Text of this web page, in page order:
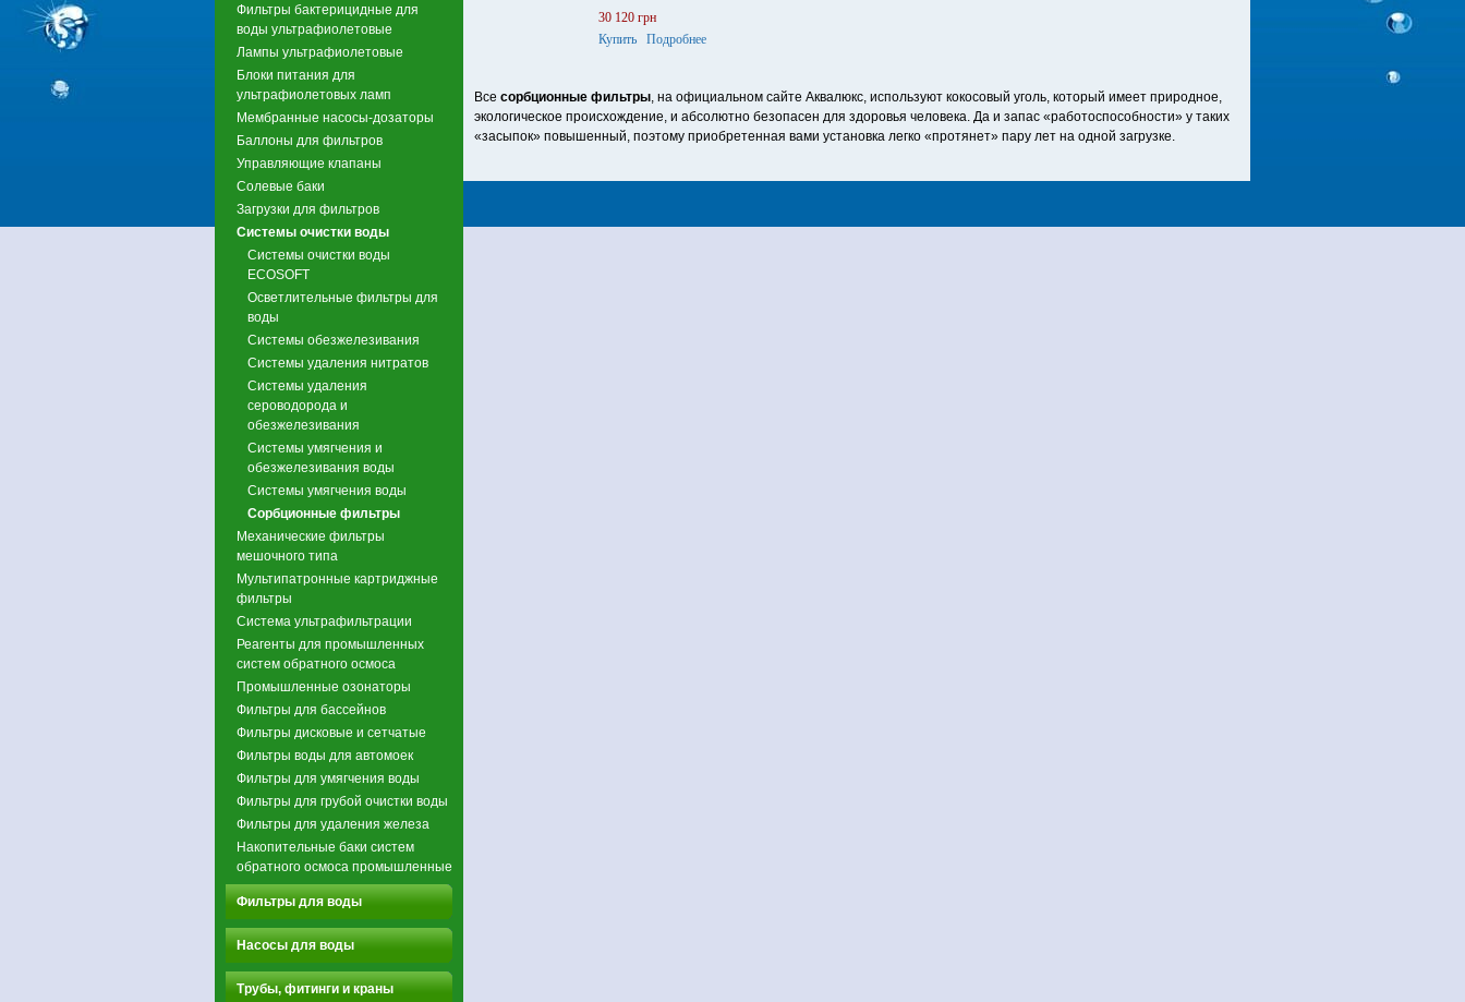
Фильтры бактерицидные для
воды ультрафиолетовые
Лампы ультрафиолетовые
Блоки питания для
ультрафиолетовых ламп
Мембранные насосы-дозаторы
Баллоны для фильтров
Управляющие клапаны
Солевые баки
Загрузки для фильтров
Системы очистки воды
Системы очистки воды
ECOSOFT
Осветлительные фильтры для
воды
Системы обезжелезивания
Системы удаления нитратов
Системы удаления
сероводорода и
обезжелезивания
Системы умягчения и
обезжелезивания воды
Системы умягчения воды
Сорбционные фильтры
Механические фильтры
мешочного типа
Мультипатронные картриджные
фильтры
Система ультрафильтрации
Реагенты для промышленных
систем обратного осмоса
Промышленные озонаторы
Фильтры для бассейнов
Фильтры дисковые и сетчатые
Фильтры воды для автомоек
Фильтры для умягчения воды
Фильтры для грубой очистки воды
Фильтры для удаления железа
Накопительные баки систем
обратного осмоса промышленные
Фильтры для воды
Насосы для воды
Трубы, фитинги и краны
30 120 грн
Купить
Подробнее
Все сорбционные фильтры, на официальном сайте Аквалюкс, используют кокосовый уголь, который имеет природное,
экологическое происхождение, и абсолютно безопасен для здоровья человека. Да и запас «работоспособности» у таких
«засыпок» повышенный, поэтому приобретенная вами установка легко «протянет» пару лет на одной загрузке.